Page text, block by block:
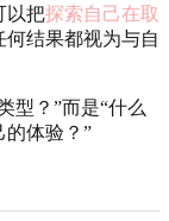
以把探索自己在取
结果都视为与自
型？”而是“什么
的体验？”